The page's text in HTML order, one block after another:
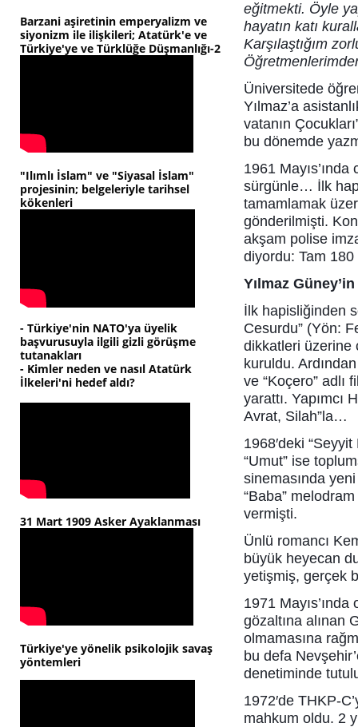
Barzani aşiretinin emperyalizm ve
siyonizm ile ilişkileri; Atatürk'e ve
Türkiye'ye ve Türklüğe Düşmanlığı-2
"Ilımlı İslam" ve "Siyasal İslam"
projesinin; belgeleriyle tarihsel
kökenleri
- Türkiye'nin NATO'ya üyelik
başvurusuyla ilgili gizli görüşme
tutanakları
- Kimler neden ve nasıl Atatürk
İlkeleri'ni hedef aldı?
31 Mart 1909 Asker Ayaklanması
Türkiye'ye yönelik psikolojik savaş
yöntemleri
eğitmekti. Öyle
hayatın katı
Karşılaştığım
Üniversitede
Yılmaz’a
vatanın
bu dönemde
1961 Mayıs’ında
sürgünle… İlk
tamamlamak
gönderilmişti.
akşam polise
diyordu: Tam
Yılmaz
İlk hapisliğinden
Cesurdu” (Yön:
dikkatleri üzerine
kuruldu.
ve “Koçero” adlı
yarattı. Yapımcı
Avrat, Silah”la…
1968′deki “Seyyit
“Umut” ise
sinemasında
“Baba”
vermişti.
Ünlü romancı
büyük heyecan
yetişmiş, gerçek
1971
gözaltına alınan
olmamasına
bu defa
denetiminde
1972′de THKP-
mahkum oldu. 2